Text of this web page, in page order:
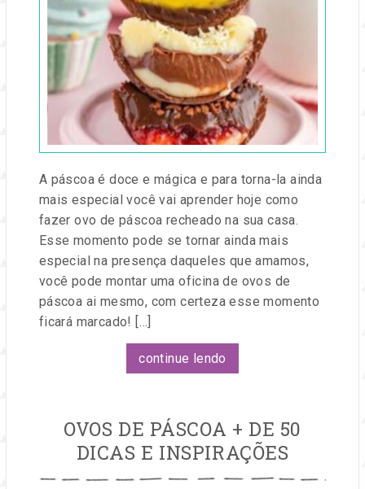
mar,
2025por
Festa
A páscoa é doce e mágica e para torna-la ainda
mais especial você vai aprender hoje como
fazer ovo de páscoa recheado na sua casa.
Esse momento pode se tornar ainda mais
especial na presença daqueles que amamos,
você pode montar uma oficina de ovos de
páscoa ai mesmo, com certeza esse momento
ficará marcado! […]
continue lendo
OVOS DE PÁSCOA + DE 50
DICAS E INSPIRAÇÕES
Publicado